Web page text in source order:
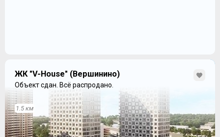
ЖК "V-House" (Вершинино)
Объект сдан. Всё распродано.
1.5 км